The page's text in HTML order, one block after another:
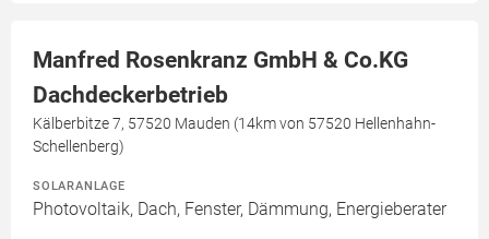
Manfred Rosenkranz GmbH & Co.KG
Dachdeckerbetrieb
Kälberbitze 7, 57520 Mauden (14km von 57520 Hellenhahn-
Schellenberg)
SOLARANLAGE
Photovoltaik, Dach, Fenster, Dämmung, Energieberater